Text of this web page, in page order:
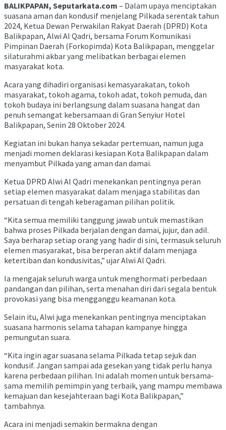
BALIKPAPAN, Seputarkata.com – Dalam upaya menciptakan
suasana aman dan kondusif menjelang Pilkada serentak tahun
2024, Ketua Dewan Perwakilan Rakyat Daerah (DPRD) Kota
Balikpapan, Alwi Al Qadri, bersama Forum Komunikasi
Pimpinan Daerah (Forkopimda) Kota Balikpapan, menggelar
silaturahmi akbar yang melibatkan berbagai elemen
masyarakat kota.
Acara yang dihadiri organisasi kemasyarakatan, tokoh
masyarakat, tokoh agama, tokoh adat, tokoh pemuda, dan
tokoh budaya ini berlangsung dalam suasana hangat dan
penuh semangat kebersamaan di Gran Senyiur Hotel
Balikpapan, Senin 28 Oktober 2024.
Kegiatan ini bukan hanya sekadar pertemuan, namun juga
menjadi momen deklarasi kesiapan Kota Balikpapan dalam
menyambut Pilkada yang aman dan damai.
Ketua DPRD Alwi Al Qadri menekankan pentingnya peran
setiap elemen masyarakat dalam menjaga stabilitas dan
persatuan di tengah keberagaman pilihan politik.
“Kita semua memiliki tanggung jawab untuk memastikan
bahwa proses Pilkada berjalan dengan damai, jujur, dan adil.
Saya berharap setiap orang yang hadir di sini, termasuk seluruh
elemen masyarakat, bisa berperan aktif dalam menjaga
ketertiban dan kondusivitas,” ujar Alwi Al Qadri.
Ia mengajak seluruh warga untuk menghormati perbedaan
pandangan dan pilihan, serta menahan diri dari segala bentuk
provokasi yang bisa mengganggu keamanan kota.
Selain itu, Alwi juga menekankan pentingnya menciptakan
suasana harmonis selama tahapan kampanye hingga
pemungutan suara.
“Kita ingin agar suasana selama Pilkada tetap sejuk dan
kondusif. Jangan sampai ada gesekan yang tidak perlu hanya
karena perbedaan pilihan. Ini adalah momen untuk bersama-
sama memilih pemimpin yang terbaik, yang mampu membawa
kemajuan dan kesejahteraan bagi Kota Balikpapan,”
tambahnya.
Acara ini menjadi semakin bermakna dengan